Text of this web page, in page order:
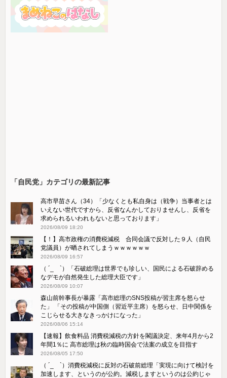
「自民党」カテゴリの最新記事
高市早苗さん（34）「少なくとも私自身は（戦争）当事者とは
いえない世代ですから、反省なんかしておりませんし、反省を
求められるいわれもないと思っております」
2026/08/09 18:20
【！】高市政権の消費税減税 合同会議で反対した９人（自民
党議員）が晒されてしまうｗｗｗｗｗｗ
2026/08/09 16:57
（ ´_ゝ`）「石破総理は世界でも珍しい、国民による石破辞める
なデモが自然発生した総理大臣です」
2026/08/09 10:07
森山前幹事長が暴露「高市総理のSNS投稿が習主席を怒らせ
た」 「その投稿が中国側（習近平主席）を怒らせ、日中関係を
こじらせる大きなきっかけになった」
2026/08/06 15:14
【速報】飲食料品 消費税減税の方針を閣議決定、来年4月から2
年間1％に 高市総理は秋の臨時国会で法案の成立を目指す
2026/08/05 17:50
（ ´_ゝ`）消費税減税に反対の石破前総理「実現に向けて検討を
加速します、というのが公約。減税しますというのは公約じゃ